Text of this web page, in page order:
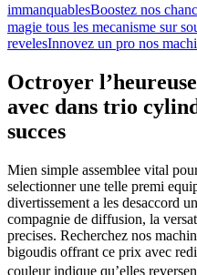
immanquablesBoostez nos
magie tous les mecanisme sur
revelesInnovez un pro nos
Octroyer
avec dans trio
succes
Mien simple assemblee vital
selectionner une telle premi
divertissement a les desaccord
compagnie de diffusion, la
precises. Recherchez nos
bigoudis offrant ce prix avec
couleur indique qu’elles